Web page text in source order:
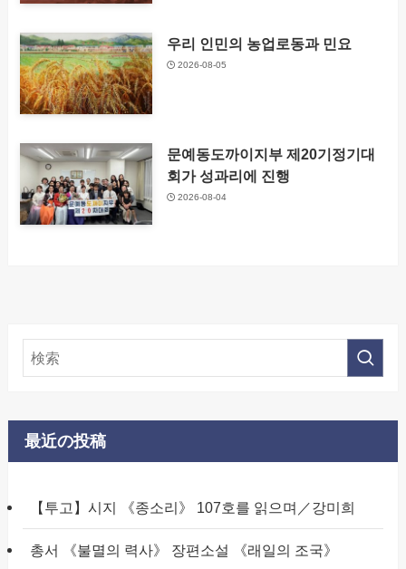
우리 인민의 농업로동과 민요
2026-08-05
문예동도까이지부 제20기정기대
회가 성과리에 진행
2026-08-04
最近の投稿
【투고】시지 《종소리》 107호를 읽으며／강미희
총서 《불멸의 력사》 장편소설 《래일의 조국》